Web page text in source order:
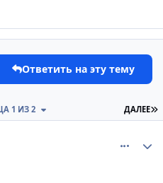
Ответить на эту тему
ДАЛЕЕ
1 ИЗ 2